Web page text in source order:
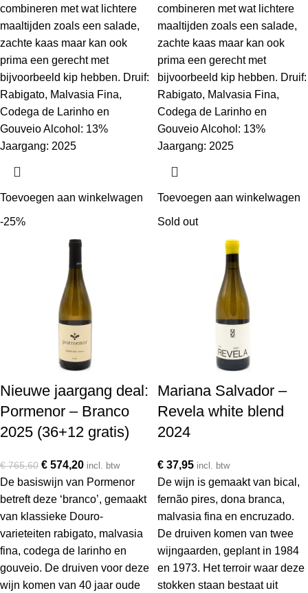
combineren met wat lichtere
maaltijden zoals een salade,
zachte kaas maar kan ook
prima een gerecht met
bijvoorbeeld kip hebben. Druif:
Rabigato, Malvasia Fina,
Codega de Larinho en
Gouveio Alcohol: 13%
Jaargang: 2025
Toevoegen aan winkelwagen
combineren met wat lichtere
maaltijden zoals een salade,
zachte kaas maar kan ook
prima een gerecht met
bijvoorbeeld kip hebben. Druif:
Rabigato, Malvasia Fina,
Codega de Larinho en
Gouveio Alcohol: 13%
Jaargang: 2025
Toevoegen aan winkelwagen
-25%
Nieuwe jaargang deal:
Pormenor – Branco
2025 (36+12 gratis)
€765,60 € 574,20 incl. btw
De basiswijn van Pormenor
betreft deze ‘branco’, gemaakt
van klassieke Douro-
varieteiten rabigato, malvasia
fina, codega de larinho en
gouveio. De druiven voor deze
wijn komen van 40 jaar oude
Sold out
Mariana Salvador –
Revela white blend
2024
€ 37,95 incl. btw
De wijn is gemaakt van bical,
fernão pires, dona branca,
malvasia fina en encruzado.
De druiven komen van twee
wijngaarden, geplant in 1984
en 1973. Het terroir waar deze
stokken staan bestaat uit